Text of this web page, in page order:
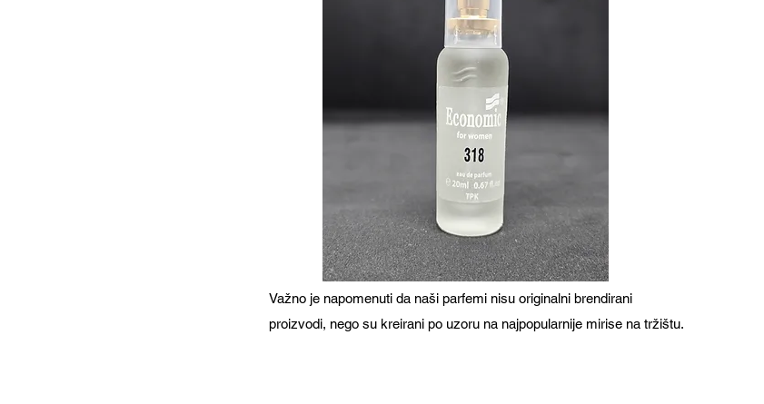
Važno je napomenuti da naši parfemi nisu originalni brendirani
proizvodi, nego su kreirani po uzoru na najpopularnije mirise na tržištu.